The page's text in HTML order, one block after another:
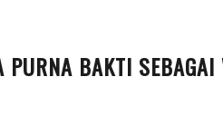
BAKTI SEBAGAI